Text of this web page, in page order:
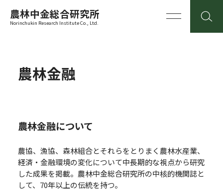
農林中金総合研究所
Norinchukin Research Institute Co., Ltd.
農林金融
農林金融について
農協、漁協、森林組合とそれらをとりまく農林水産業、
経済・金融環境の変化について中長期的な視点から研究
した成果を掲載。 農林中金総合研究所の中核的機関誌と
して、70年以上の伝統を持つ。